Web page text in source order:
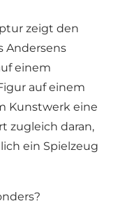
zeigt den
Andersens
einem
auf einem
Kunstwerk eine
zugleich daran,
ein Spielzeug